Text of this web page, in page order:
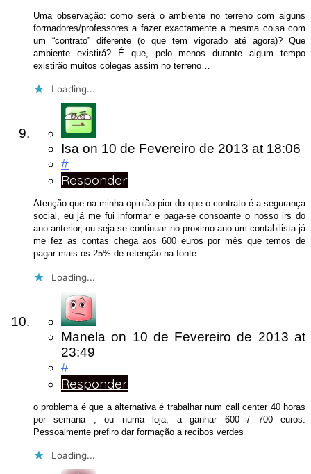
Uma observação: como será o ambiente no terreno com alguns
formadores/professores a fazer exactamente a mesma coisa com
um “contrato” diferente (o que tem vigorado até agora)? Que
ambiente existirá? É que, pelo menos durante algum tempo
existirão muitos colegas assim no terreno…
Loading...
Isa on 10 de Fevereiro de 2013 at 18:06
#
Responder
Atenção que na minha opinião pior do que o contrato é a segurança
social, eu já me fui informar e paga-se consoante o nosso irs do
ano anterior, ou seja se continuar no proximo ano um contabilista já
me fez as contas chega aos 600 euros por mês que temos de
pagar mais os 25% de retenção na fonte
Loading...
Manela on 10 de Fevereiro de 2013at
23:49
#
Responder
o problema é que a alternativa é trabalhar num call center 40 horas
por semana , ou numa loja, a ganhar 600 / 700 euros.
Pessoalmente prefiro dar formação a recibos verdes
Loading...